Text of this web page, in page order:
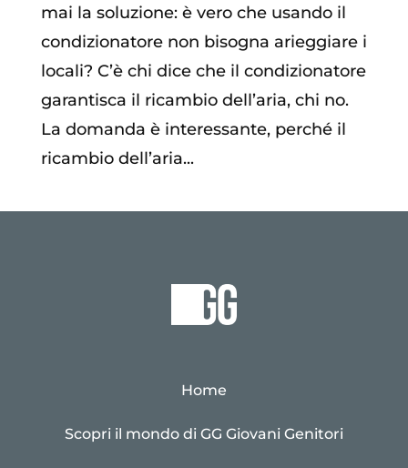
mai la soluzione: è vero che usando il
condizionatore non bisogna arieggiare i
locali? C’è chi dice che il condizionatore
garantisca il ricambio dell’aria, chi no.
La domanda è interessante, perché il
ricambio dell’aria...
Home
Scopri il mondo di GG Giovani Genitori